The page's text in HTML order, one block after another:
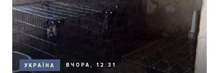
УКРАЇНА ВЧОРА, 12:31